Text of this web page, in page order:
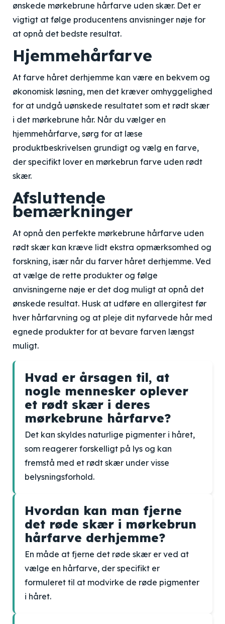
ønskede mørkebrune hårfarve uden skær. Det er
vigtigt at følge producentens anvisninger nøje for
at opnå det bedste resultat.
Hjemmehårfarve
At farve håret derhjemme kan være en bekvem og
økonomisk løsning, men det kræver omhyggelighed
for at undgå uønskede resultatet som et rødt skær
i det mørkebrune hår. Når du vælger en
hjemmehårfarve, sørg for at læse
produktbeskrivelsen grundigt og vælg en farve,
der specifikt lover en mørkebrun farve uden rødt
skær.
Afsluttende
bemærkninger
At opnå den perfekte mørkebrune hårfarve uden
rødt skær kan kræve lidt ekstra opmærksomhed og
forskning, især når du farver håret derhjemme. Ved
at vælge de rette produkter og følge
anvisningerne nøje er det dog muligt at opnå det
ønskede resultat. Husk at udføre en allergitest før
hver hårfarvning og at pleje dit nyfarvede hår med
egnede produkter for at bevare farven længst
muligt.
Hvad er årsagen til, at
nogle mennesker oplever
et rødt skær i deres
mørkebrune hårfarve?
Det kan skyldes naturlige pigmenter i håret,
som reagerer forskelligt på lys og kan
fremstå med et rødt skær under visse
belysningsforhold.
Hvordan kan man fjerne
det røde skær i mørkebrun
hårfarve derhjemme?
En måde at fjerne det røde skær er ved at
vælge en hårfarve, der specifikt er
formuleret til at modvirke de røde pigmenter
i håret.